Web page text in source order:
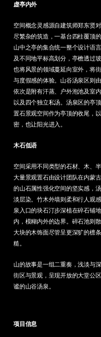
虚亭内外
空间概念灵感源自建筑师郑东贤
尽繁杂的筑造，一基台四柱覆顶
山中之亭的集合统一整个设计语
及不同地平标高划分，亭檐透过
也将风景的领域蔓延向室外，将
与度假感的体验。山谷汤泉区则
依次是附有汗蒸、户外泡池及室
以及四个独立私汤。汤泉区的亭
置石景观空间作为亭顶的收尾，
密，也让阳光进入。
木石低语
空间采用不同类型的石材、木、
大量景观置石由设计团队在内蒙
的山石属性强化空间的坚实感，
淡层染。竹木外墙则柔和行人观
泉入口的块石汀步深植在碎石铺
内，模糊内外的边界。碎石池则
大块的木饰面尽管呈更深犷的檩
糙。
山的故事是一组二重奏，浅淡与
街区与景观，呈现开放的大堂公
谧的山谷汤泉。
项目信息